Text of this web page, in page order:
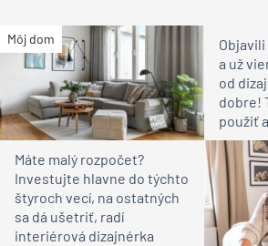
Môj dom
a už
od
dobre!
použiť
Máte malý rozpočet?
Investujte hlavne do týchto
štyroch vecí, na ostatných
sa dá ušetriť, radí
interiérová dizajnérka